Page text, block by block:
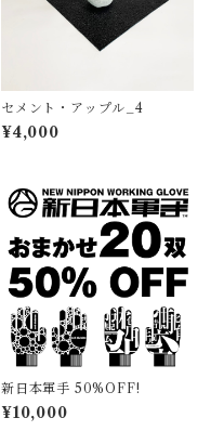
セメント・アップル_4
¥4,000
新日本軍手 50%OFF!
¥10,000